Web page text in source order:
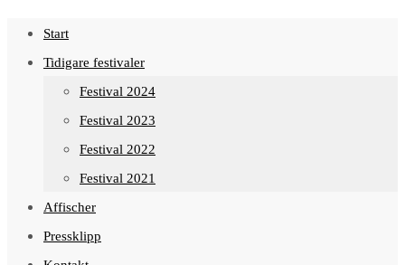
Hoppa
innehållet
Start
Tidigare festivaler
Festival 2024
Festival 2023
Festival 2022
Festival 2021
Affischer
Pressklipp